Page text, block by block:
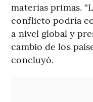
materias primas.
conflicto podría
a nivel global y
cambio de los
concluyó.